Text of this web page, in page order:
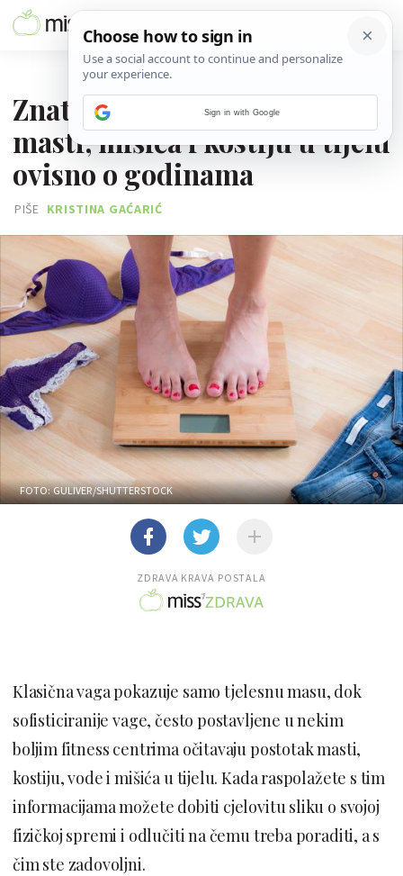
Znate li koliki treba biti udio
masti, mišića i kostiju u tijelu
ovisno o godinama
PIŠE KRISTINA GAĆARIĆ
FOTO: GULIVER/SHUTTERSTOCK
ZDRAVA KRAVA POSTALA
Klasična vaga pokazuje samo tjelesnu masu, dok
sofisticiranije vage, često postavljene u nekim
boljim fitness centrima očitavaju postotak masti,
kostiju, vode i mišića u tijelu. Kada raspolažete s tim
informacijama možete dobiti cjelovitu sliku o svojoj
fizičkoj spremi i odlučiti na čemu treba poraditi, a s
čim ste zadovoljni.
Sign in with Google